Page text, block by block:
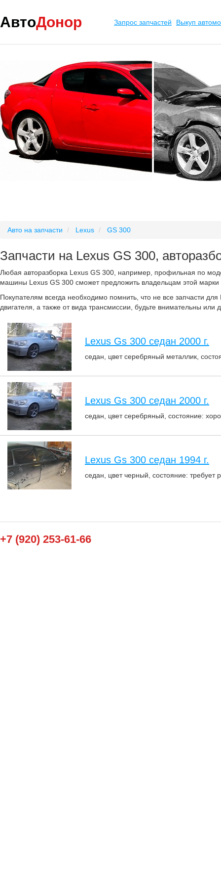
Запрос запчастей Выкуп
АвтоДонор
Авто на запчасти Lexus GS 300
Запчасти на Lexus GS 300,
Любая авторазборка Lexus GS 300, например, профильная по
машины Lexus GS 300 сможет предложить владельцам этой марки
Покупателям всегда необходимо помнить, что не все запчасти
двигателя, а также от вида трансмиссии, будьте внимательны или
Lexus Gs 300 седан 2000 г.
седан, цвет серебряный металлик,
Lexus Gs 300 седан 2000 г.
седан, цвет серебряный, состояние:
Lexus Gs 300 седан 1994 г.
седан, цвет черный, состояние: требует
+7 (920) 253-61-66